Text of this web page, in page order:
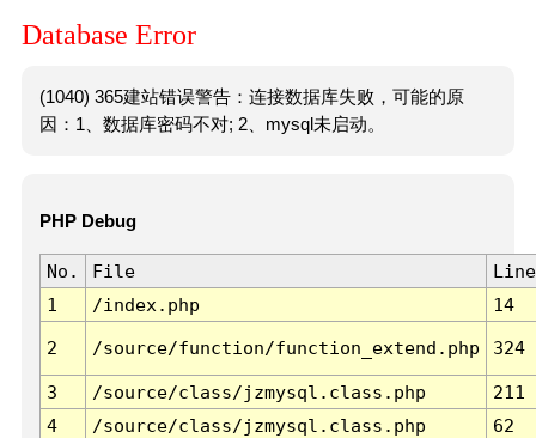
Database Error
(1040) 365建站错误警告：连接数据库失败，可能的原
因：1、数据库密码不对; 2、mysql未启动。
PHP Debug
No. File
Line
1
/index.php 14
2 /source/function/function_extend.php 324
3 /source/class/jzmysql.class.php
211
4
/source/class/jzmysql.class.php
62